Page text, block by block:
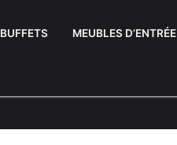
BUFFETS MEUBLES D’ENTRÉE